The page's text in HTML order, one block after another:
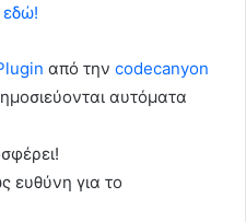
εδώ!
από την codecanyon
αυτόματα
ευθύνη για το